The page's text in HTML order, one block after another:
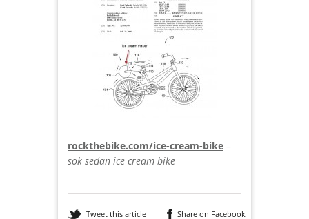
rockthebike.com/ice-cream-bike –
sök sedan ice cream bike
Tweet this article
Share on Facebook